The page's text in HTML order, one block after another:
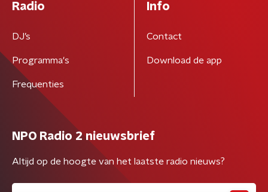
Radio
DJ’s
Programma's
Frequenties
Info
Contact
Download de app
NPO Radio 2 nieuwsbrief
Altijd op de hoogte van het laatste radio nieuws?